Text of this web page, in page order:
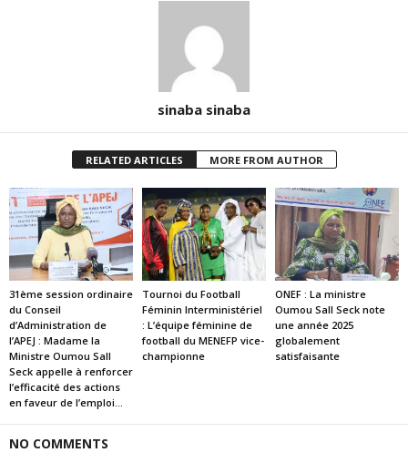
sinaba sinaba
RELATED ARTICLES MORE FROM AUTHOR
31ème session ordinaire
du Conseil
d’Administration de
l’APEJ : Madame la
Ministre Oumou Sall
Seck appelle à renforcer
l’efficacité des actions
en faveur de l’emploi...
Tournoi du Football
Féminin Interministériel
: L’équipe féminine de
football du MENEFP vice-
championne
ONEF : La ministre
Oumou Sall Seck note
une année 2025
globalement
satisfaisante
NO COMMENTS